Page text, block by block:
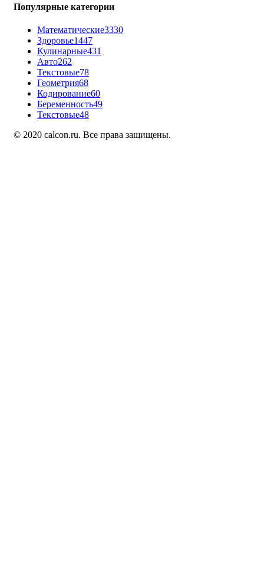
Популярные категории
Математические3330
Здоровье1447
Кулинарные431
Авто262
Текстовые78
Геометрия68
Кодирование60
Беременность49
Текстовые48
© 2020 calcon.ru. Все права защищены.